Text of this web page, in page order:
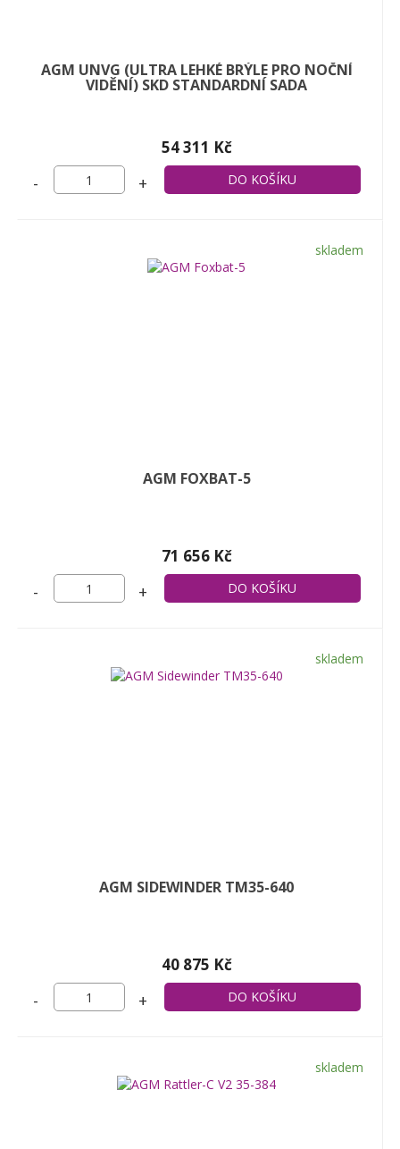
AGM UNVG (ULTRA LEHKÉ BRÝLE PRO NOČNÍ
VIDĚNÍ) SKD STANDARDNÍ SADA
54 311 Kč
- +
skladem
AGM FOXBAT-5
71 656 Kč
- +
skladem
AGM SIDEWINDER TM35-640
40 875 Kč
- +
skladem